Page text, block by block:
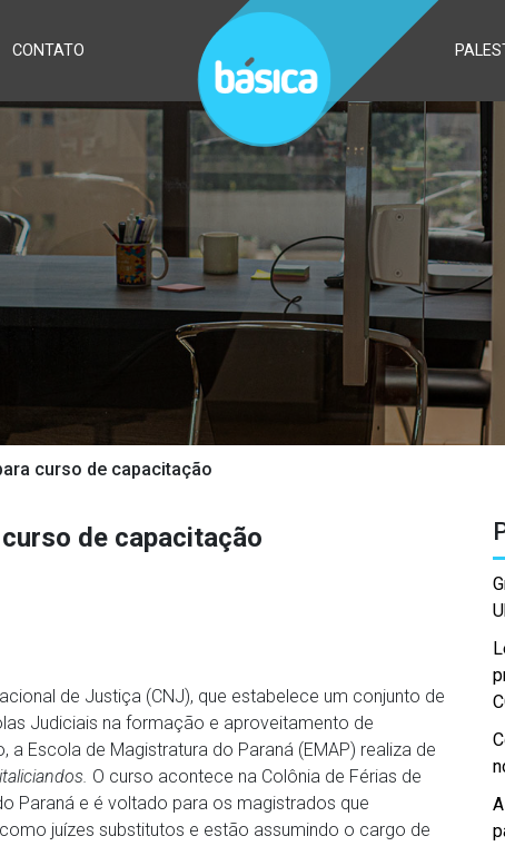
CONTATO
curso de capacitação
de capacitação
de Justiça (CNJ), que estabelece um conjunto de
Judiciais na formação e aproveitamento de
Escola de Magistratura do Paraná (EMAP) realiza de
O curso acontece na Colônia de Férias de
Paraná e é voltado para os magistrados que
juízes substitutos e estão assumindo o cargo de